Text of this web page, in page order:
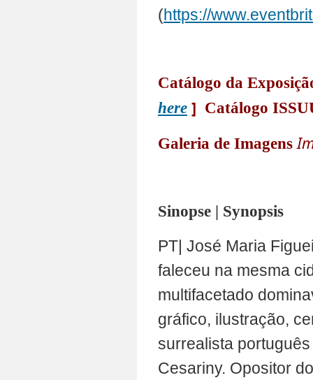
(https://
Catálogo da
here ] Catálogo
Galeria de Imagens
Sinopse | Synopsis
PT| José Maria
faleceu na mesma
multifacetado
gráfico, ilustração,
surrealista
Cesariny. Opositor